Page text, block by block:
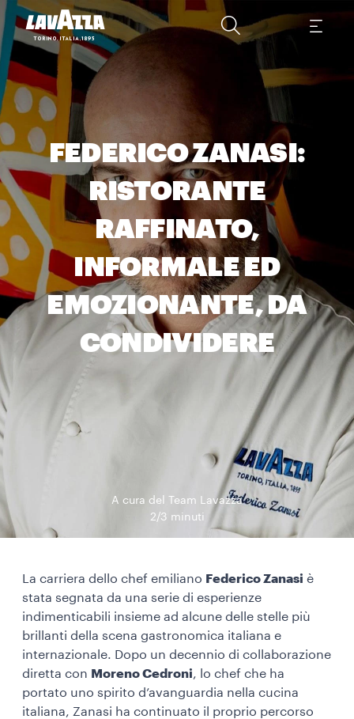
FEDERICO ZANASI:
RISTORANTE
RAFFINATO,
INFORMALE ED
EMOZIONANTE, DA
CONDIVIDERE
A cura del Team Lavazza
2/3 minuti
La carriera dello chef emiliano Federico Zanasi è
stata segnata da una serie di esperienze
indimenticabili insieme ad alcune delle stelle più
brillanti della scena gastronomica italiana e
internazionale. Dopo un decennio di collaborazione
diretta con Moreno Cedroni, lo chef che ha
portato uno spirito d’avanguardia nella cucina
italiana, Zanasi ha continuato il proprio percorso